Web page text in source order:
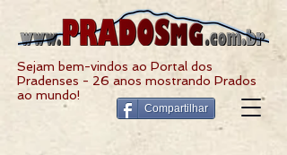
Sejam bem-vindos ao Portal dos
Pradenses - 26 anos mostrando Prados
ao mundo!
Compartilhar